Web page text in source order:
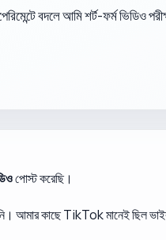
বদলে আমি শর্ট-ফর্ম ভিডিও
পোস্ট করেছি।
কাছে TikTok মানেই ছিল ভাইরাল